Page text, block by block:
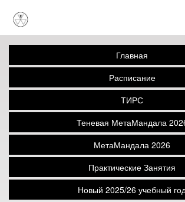
Главная
Расписание
ТИРС
Теневая МетаМандала
МетаМандала 2026
Практические Занятия
Новый 2025/26 учебный